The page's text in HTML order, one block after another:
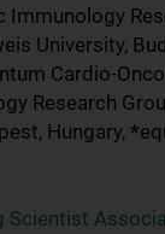
Immunology
University,
Cardio-
Research
Hungary, *
Scientist